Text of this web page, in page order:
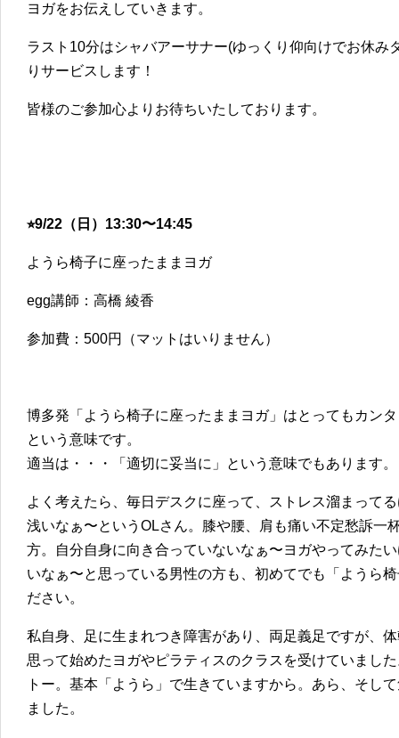
ヨガをお伝えしていきます。
ラスト10分はシャバアーサナー(ゆっくり仰向けでお休み
りサービスします！
皆様のご参加心よりお待ちいたしております。
⭐︎9/22（日）13:30〜14:45
ようら椅子に座ったままヨガ
egg講師：高橋 綾香
参加費：500円（マットはいりません）
博多発「ようら椅子に座ったままヨガ」はとってもカン
という意味です。
適当は・・・「適切に妥当に」という意味でもあります。
よく考えたら、毎日デスクに座って、ストレス溜まって
浅いなぁ〜というOLさん。膝や腰、肩も痛い不定愁訴一
方。自分自身に向き合っていないなぁ〜ヨガやってみた
いなぁ〜と思っている男性の方も、初めてでも「ようら
ださい。
私自身、足に生まれつき障害があり、両足義足ですが、
思って始めたヨガやピラティスのクラスを受けていまし
トー。基本「ようら」で生きていますから。あら、そし
ました。